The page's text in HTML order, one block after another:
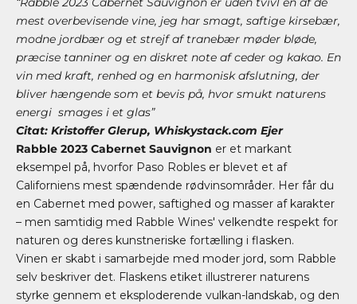
mest overbevisende vine, jeg har smagt, saftige kirsebær,
modne jordbær og et strejf af tranebær møder bløde,
præcise tanniner og en diskret note af ceder og kakao. En
vin med kraft, renhed og en harmonisk afslutning, der
bliver hængende som et bevis på, hvor smukt naturens
energi smages i et glas”
Citat: Kristoffer Glerup, Whiskystack.com Ejer
Rabble 2023 Cabernet Sauvignon er et markant
eksempel på, hvorfor Paso Robles er blevet et af
Californiens mest spændende rødvinsområder. Her får du
en Cabernet med power, saftighed og masser af karakter
– men samtidig med Rabble Wines' velkendte respekt for
naturen og deres kunstneriske fortælling i flasken.
Vinen er skabt i samarbejde med moder jord, som Rabble
selv beskriver det. Flaskens etiket illustrerer naturens
styrke gennem et eksploderende vulkan-landskab, og den